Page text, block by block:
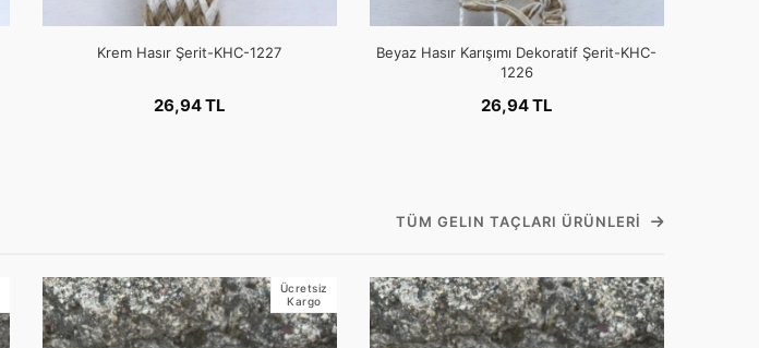
Krem Hasır Şerit-KHC-1227
26,94 TL
Beyaz Hasır Karışımı Dekoratif Şerit-KHC-
1226
26,94 TL
TÜM GELIN TAÇLARI ÜRÜNLERI
Ücretsiz
Kargo